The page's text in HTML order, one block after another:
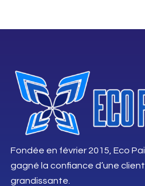
Fondée en février 2015, Eco
gagné la confiance d’une
grandissante.